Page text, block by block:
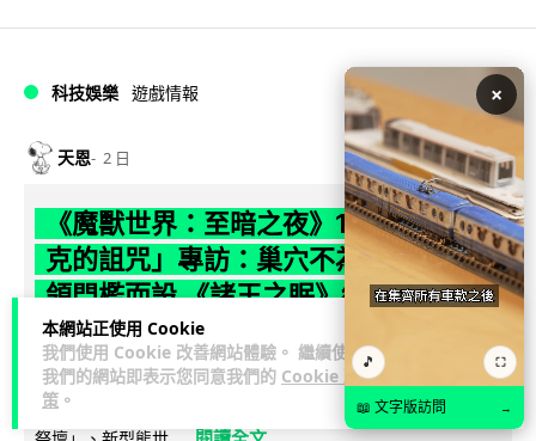
本網站正使用 Cookie
我們使用 Cookie 改善網站體驗。 繼續使用
我們的網站即表示您同意我們的 Cookie 政
策 。
科技娛樂 遊戲情報
天恩 2 日
《魔獸世界：至暗之夜》12.1 「烏拉特
克的詛咒」專訪：巢穴不為提高世界首
領門檻而設 《諸王之眠》縮短約 10 分
鐘
《魔獸世界：至暗之夜》版本更新 12.1「烏拉特克的詛咒」將
於 8 月 13 日正式上線，帶來全新區域「盤蛇島」、地城「毒牙
×
🎵 ⛶
📖 文字版訪問 →